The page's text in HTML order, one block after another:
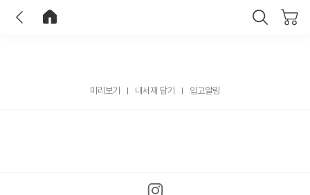
미리보기 내서재 담기 입고알림